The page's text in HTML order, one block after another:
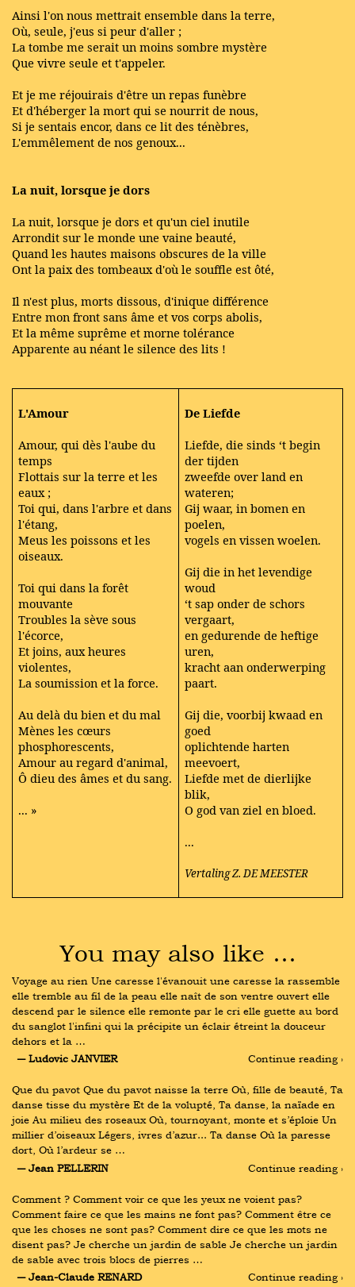
Ainsi l'on nous mettrait ensemble dans la terre,
Où, seule, j'eus si peur d'aller ;
La tombe me serait un moins sombre mystère
Que vivre seule et t'appeler.
Et je me réjouirais d'être un repas funèbre
Et d'héberger la mort qui se nourrit de nous,
Si je sentais encor, dans ce lit des ténèbres,
L'emmêlement de nos genoux...
La nuit, lorsque je dors
La nuit, lorsque je dors et qu'un ciel inutile
Arrondit sur le monde une vaine beauté,
Quand les hautes maisons obscures de la ville
Ont la paix des tombeaux d'où le souffle est ôté,
Il n'est plus, morts dissous, d'inique différence
Entre mon front sans âme et vos corps abolis,
Et la même suprême et morne tolérance
Apparente au néant le silence des lits !
L'Amour
Amour, qui dès l'aube du
temps
Flottais sur la terre et les
eaux ;
Toi qui, dans l'arbre et dans
l'étang,
Meus les poissons et les
oiseaux.
Toi qui dans la forêt
mouvante
Troubles la sève sous
l'écorce,
Et joins, aux heures
violentes,
La soumission et la force.
Au delà du bien et du mal
Mènes les cœurs
phosphorescents,
Amour au regard d'animal,
Ô dieu des âmes et du sang.
... »
De Liefde
Liefde, die sinds ‘t begin
der tijden
zweefde over land en
wateren;
Gij waar, in bomen en
poelen,
vogels en vissen woelen.
Gij die in het levendige
woud
‘t sap onder de schors
vergaart,
en gedurende de heftige
uren,
kracht aan onderwerping
paart.
Gij die, voorbij kwaad en
goed
oplichtende harten
meevoert,
Liefde met de dierlijke
blik,
O god van ziel en bloed.
...
Vertaling Z. DE MEESTER
You may also like …
Voyage au rien Une caresse l'évanouit une caresse la rassemble
elle tremble au fil de la peau elle naît de son ventre ouvert elle
descend par le silence elle remonte par le cri elle guette au bord
du sanglot l'infini qui la précipite un éclair étreint la douceur
dehors et la …
― Ludovic JANVIER
Continue reading ›
Que du pavot Que du pavot naisse la terre Où, fille de beauté, Ta
danse tisse du mystère Et de la volupté, Ta danse, la naïade en
joie Au milieu des roseaux Où, tournoyant, monte et s’éploie Un
millier d’oiseaux Légers, ivres d’azur... Ta danse Où la paresse
dort, Où l’ardeur se …
― Jean PELLERIN
Continue reading ›
Comment ? Comment voir ce que les yeux ne voient pas?
Comment faire ce que les mains ne font pas? Comment être ce
que les choses ne sont pas? Comment dire ce que les mots ne
disent pas? Je cherche un jardin de sable Je cherche un jardin
de sable avec trois blocs de pierres …
― Jean-Claude RENARD
Continue reading ›